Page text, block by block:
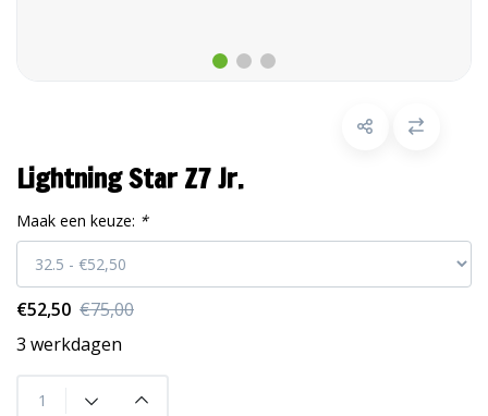
Lightning Star Z7 Jr.
Maak een keuze: *
€52,50 €75,00
3 werkdagen